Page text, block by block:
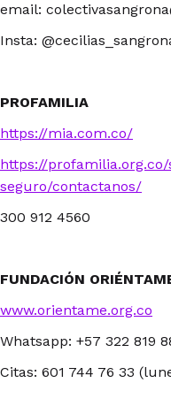
email:
Insta:
PROFAMILIA
https://mia.com.co/
https://
seguro/contactanos/
300 912 4560
FUNDACIÓN
www.orientame.org.co
Whatsapp: +57 322 819
Citas: 601 744 76 33